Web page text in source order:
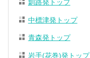
釧路発トップ
中標津発トップ
青森発トップ
岩手(花巻)発トップ